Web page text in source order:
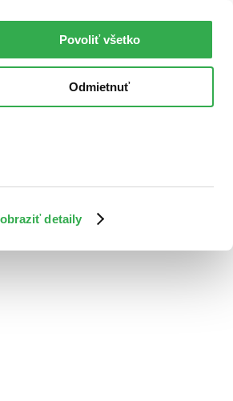
detaily
Povoliť všetko
Odmietnuť